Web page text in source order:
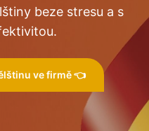
beze stresu a s
ve firmě 👈